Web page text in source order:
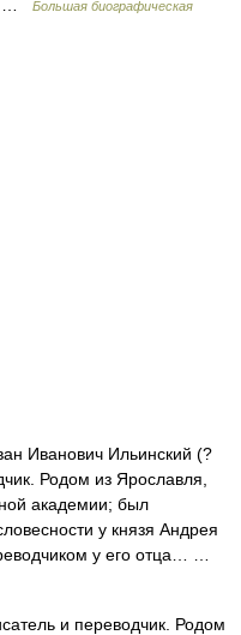
…
Большая биографическая
Иванович Ильинский (?
Родом из Ярославля,
академии; был
у князя Андрея
у его отца… …
и переводчик. Родом